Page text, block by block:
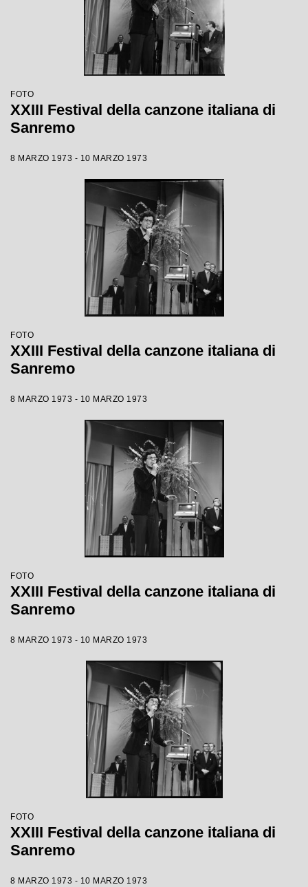
FOTO
XXIII Festival della canzone italiana di
Sanremo
8 MARZO 1973 - 10 MARZO 1973
FOTO
XXIII Festival della canzone italiana di
Sanremo
8 MARZO 1973 - 10 MARZO 1973
FOTO
XXIII Festival della canzone italiana di
Sanremo
8 MARZO 1973 - 10 MARZO 1973
FOTO
XXIII Festival della canzone italiana di
Sanremo
8 MARZO 1973 - 10 MARZO 1973